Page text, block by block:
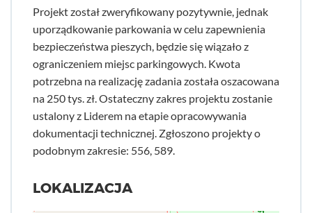
Projekt został zweryfikowany pozytywnie, jednak
uporządkowanie parkowania w celu zapewnienia
bezpieczeństwa pieszych, będzie się wiązało z
ograniczeniem miejsc parkingowych. Kwota
potrzebna na realizację zadania została oszacowana
na 250 tys. zł. Ostateczny zakres projektu zostanie
ustalony z Liderem na etapie opracowywania
dokumentacji technicznej. Zgłoszono projekty o
podobnym zakresie: 556, 589.
LOKALIZACJA